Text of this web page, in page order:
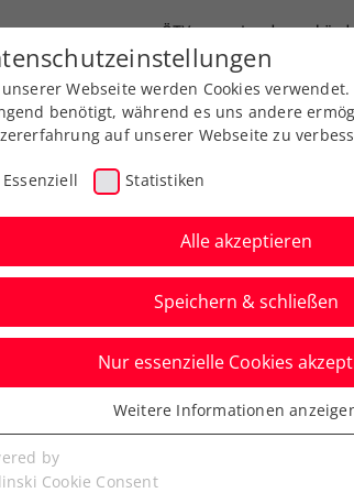
ÖTV
Ausbildung Services Über
für Thiem
Webseite werden Cookies
benötigt, während es uns andere
auf unserer Webseite zu
Essenziell Statistiken
Alle akzeptieren
Speichern & schließen
Nur essenzielle Cookies
Cookies werden für grundlegende
benötigt. Dadurch ist gewährleistet,
Weitere Informationen
by
Cookie Consent